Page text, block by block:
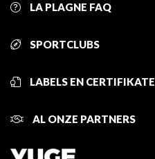
LA PLAGNE FAQ
SPORTCLUBS
LABELS EN
AL ONZE PARTNERS